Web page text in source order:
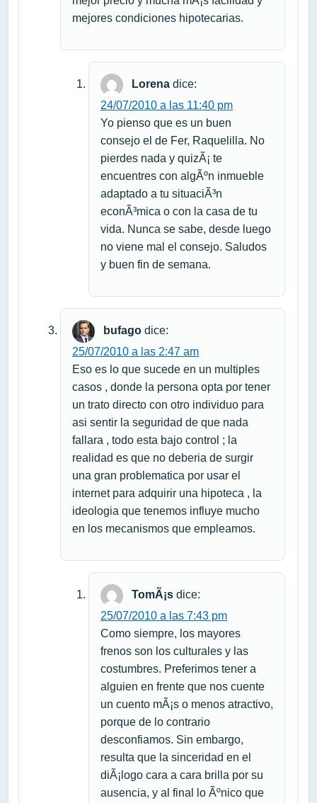
mejores condiciones hipotecarias.
Lorena dice:
24/07/2010 a las 11:40 pm
Yo pienso que es un buen
consejo el de Fer, Raquelilla. No
pierdes nada y quizÃ¡ te
encuentres con algÃºn inmueble
adaptado a tu situaciÃ³n
econÃ³mica o con la casa de tu
vida. Nunca se sabe, desde luego
no viene mal el consejo. Saludos
y buen fin de semana.
bufago dice:
25/07/2010 a las 2:47 am
Eso es lo que sucede en un multiples
casos , donde la persona opta por tener
un trato directo con otro individuo para
asi sentir la seguridad de que nada
fallara , todo esta bajo control ; la
realidad es que no deberia de surgir
una gran problematica por usar el
internet para adquirir una hipoteca , la
ideologia que tenemos influye mucho
en los mecanismos que empleamos.
TomÃ¡s dice:
25/07/2010 a las 7:43 pm
Como siempre, los mayores
frenos son los culturales y las
costumbres. Preferimos tener a
alguien en frente que nos cuente
un cuento mÃ¡s o menos atractivo,
porque de lo contrario
desconfiamos. Sin embargo,
resulta que la sinceridad en el
diÃ¡logo cara a cara brilla por su
ausencia, y al final lo Ãºnico que